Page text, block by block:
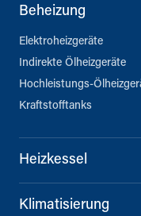
Beheizung
Elektroheizgeräte
Indirekte Ölheizgeräte
Hochleistungs-
Kraftstofftanks
Heizkessel
Klimatisierung